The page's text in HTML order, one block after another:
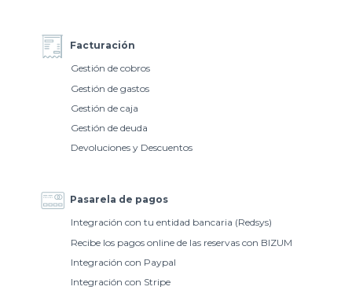
Facturación
Gestión de cobros
Gestión de gastos
Gestión de caja
Gestión de deuda
Devoluciones y Descuentos
Pasarela de pagos
Integración con tu entidad bancaria (Redsys)
Recibe los pagos online de las reservas con BIZUM
Integración con Paypal
Integración con Stripe